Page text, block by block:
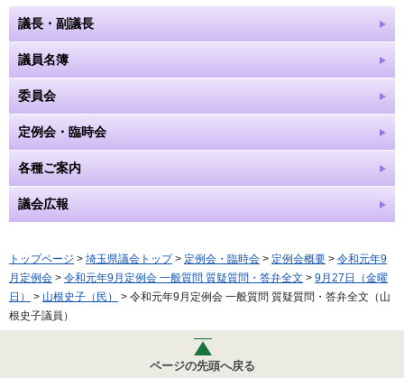
議長・副議長
議員名簿
委員会
定例会・臨時会
各種ご案内
議会広報
トップページ > 埼玉県議会トップ> 定例会・臨時会 > 定例会概要 > 令和元年9
月定例会 > 令和元年9月定例会 一般質問 質疑質問・答弁全文 > 9月27日（金曜
日）
> 山根史子（民）
> 令和元年9月定例会 一般質問 質疑質問・答弁全文（山
根史子議員）
ページの先頭へ戻る